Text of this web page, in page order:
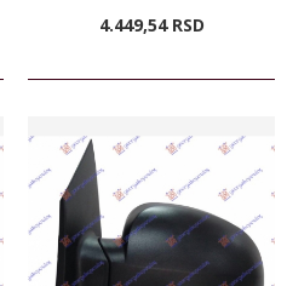
4.449,54 RSD